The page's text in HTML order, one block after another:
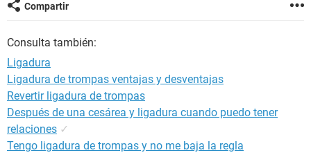
GLOSARIO
Compartir
Consulta también:
Ligadura
Ligadura de trompas ventajas y desventajas
Revertir ligadura de trompas
Después de una cesárea y ligadura cuando puedo tener
relaciones ✓
Tengo ligadura de trompas y no me baja la regla